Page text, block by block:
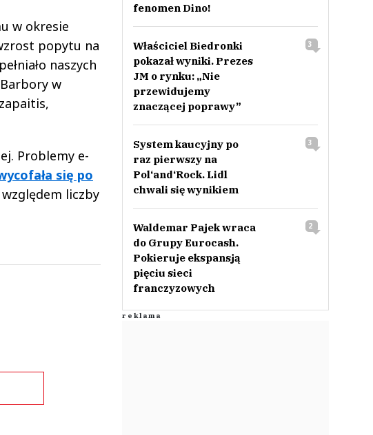
w okresie
popytu na
naszych
w
Problemy e-
się po
liczby
fenomen Dino!
Właściciel Biedronki
pokazał wyniki. Prezes
JM o rynku: „Nie
przewidujemy
znaczącej poprawy”
3
System kaucyjny po
raz pierwszy na
Pol‘and‘Rock. Lidl
chwali się wynikiem
3
Waldemar Pajek wraca
do Grupy Eurocash.
Pokieruje ekspansją
pięciu sieci
franczyzowych
2